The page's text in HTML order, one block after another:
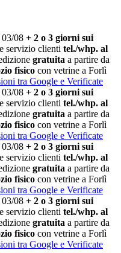
08 + 2 o 3 giorni sui
servizio clienti tel./whp. al
gratuita a partire da
fisico con vetrine a Forlì
tra Google e Verificate
08 + 2 o 3 giorni sui
servizio clienti tel./whp. al
gratuita a partire da
fisico con vetrine a Forlì
tra Google e Verificate
08 + 2 o 3 giorni sui
servizio clienti tel./whp. al
gratuita a partire da
fisico con vetrine a Forlì
tra Google e Verificate
08 + 2 o 3 giorni sui
servizio clienti tel./whp. al
gratuita a partire da
fisico con vetrine a Forlì
tra Google e Verificate